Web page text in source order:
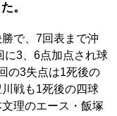
。
で、7回表まで沖
に3、6点加点され球
の3失点は1死後の
戦も1死後の四球
理のエース・飯塚